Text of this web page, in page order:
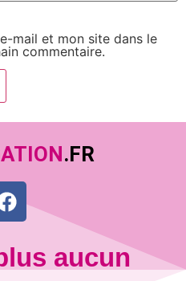
mail et mon site dans le
commentaire.
.FR
aucun